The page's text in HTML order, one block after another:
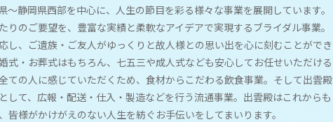
〜静岡県西部を中心に、人生の節目を彩る様々な事業を展開しています。
りのご要望を、豊富な実績と柔軟なアイデアで実現するブライダル事業。
し、ご遺族・ご友人がゆっくりと故人様との思い出を心に刻むことができ
式・お葬式はもちろん、七五三や成人式なども安心してお任せいただける
ての人に感じていただくため、食材からこだわる飲食事業。そして出雲殿
して、広報・配送・仕入・製造などを行う流通事業。出雲殿はこれからも
皆様がかけがえのない人生を紡ぐお手伝いをしてまいります。